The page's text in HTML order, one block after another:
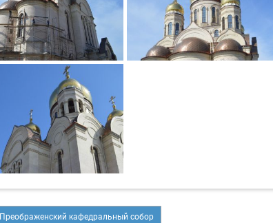
Преображенский кафедральный собор